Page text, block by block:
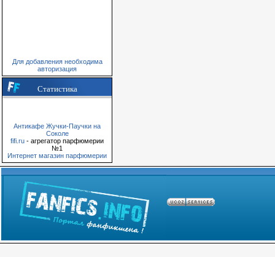
Для добавления необходима
авторизация
Статистика
Антикафе Жучки-Паучки на
Соколе
fifi.ru - агрегатор парфюмерии
№1
Интернет магазин парфюмерии